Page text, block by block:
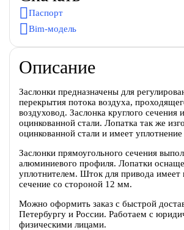
Паспорт
Bim-модель
Описание
Заслонки предназначены для
перекрытия потока воздуха,
воздуховод. Заслонка круглого сечения
оцинкованной стали. Лопатка так же
оцинкованной стали и имеет
Заслонки прямоугольного сечения
алюминиевого профиля. Лопатки
уплотнителем. Шток для привода имеет
сечение со стороной 12 мм.
Можно оформить заказ с быстрой
Петербургу и России. Работаем с
физическими лицами.